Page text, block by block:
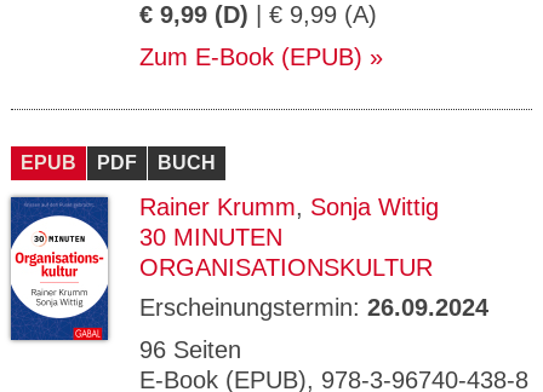
€ 9,99 (D) | € 9,99 (A)
Zum E-Book (EPUB)
EPUB PDF BUCH
Rainer Krumm, Sonja Wittig
30 MINUTEN
ORGANISATIONSKULTUR
Erscheinungstermin: 26.09.2024
96 Seiten
E-Book (EPUB), 978-3-96740-438-8